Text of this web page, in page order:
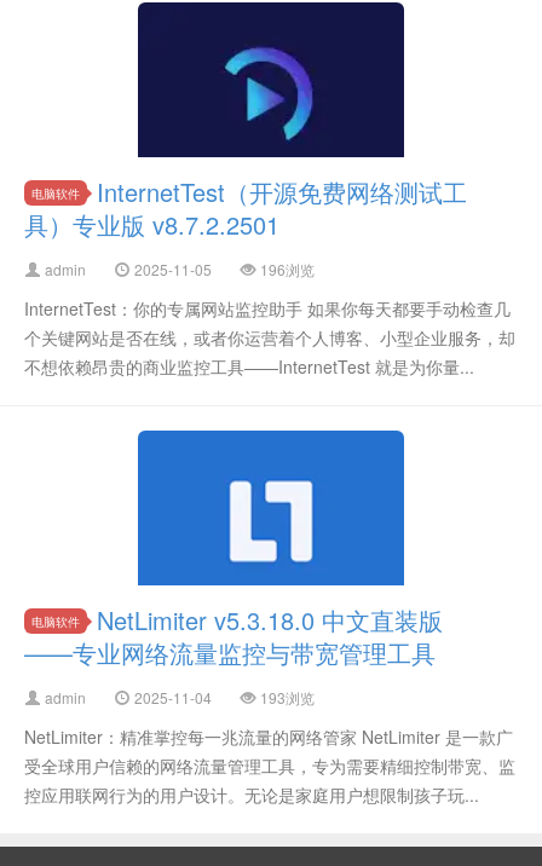
电脑软件
InternetTest（开源免费网络测试工
具）专业版 v8.7.2.2501
admin 2025-11-05 196浏览
InternetTest：你的专属网站监控助手 如果你每天都要手动检查几
个关键网站是否在线，或者你运营着个人博客、小型企业服务，却
不想依赖昂贵的商业监控工具——InternetTest 就是为你量...
电脑软件
NetLimiter v5.3.18.0 中文直装版
——专业网络流量监控与带宽管理工具
admin 2025-11-04 193浏览
NetLimiter：精准掌控每一兆流量的网络管家 NetLimiter 是一款广
受全球用户信赖的网络流量管理工具，专为需要精细控制带宽、监
控应用联网行为的用户设计。无论是家庭用户想限制孩子玩...